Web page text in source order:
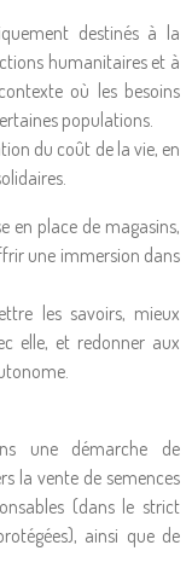
destinés à la
humanitaires et à
où les besoins
populations.
du coût de la vie, en
en place de magasins,
une immersion dans
les savoirs, mieux
elle, et redonner aux
une démarche de
la vente de semences
(dans le strict
ainsi que de